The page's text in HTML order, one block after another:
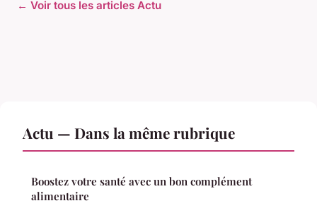
← Voir tous les articles Actu
Actu — Dans la même rubrique
Boostez votre santé avec un bon complément
alimentaire